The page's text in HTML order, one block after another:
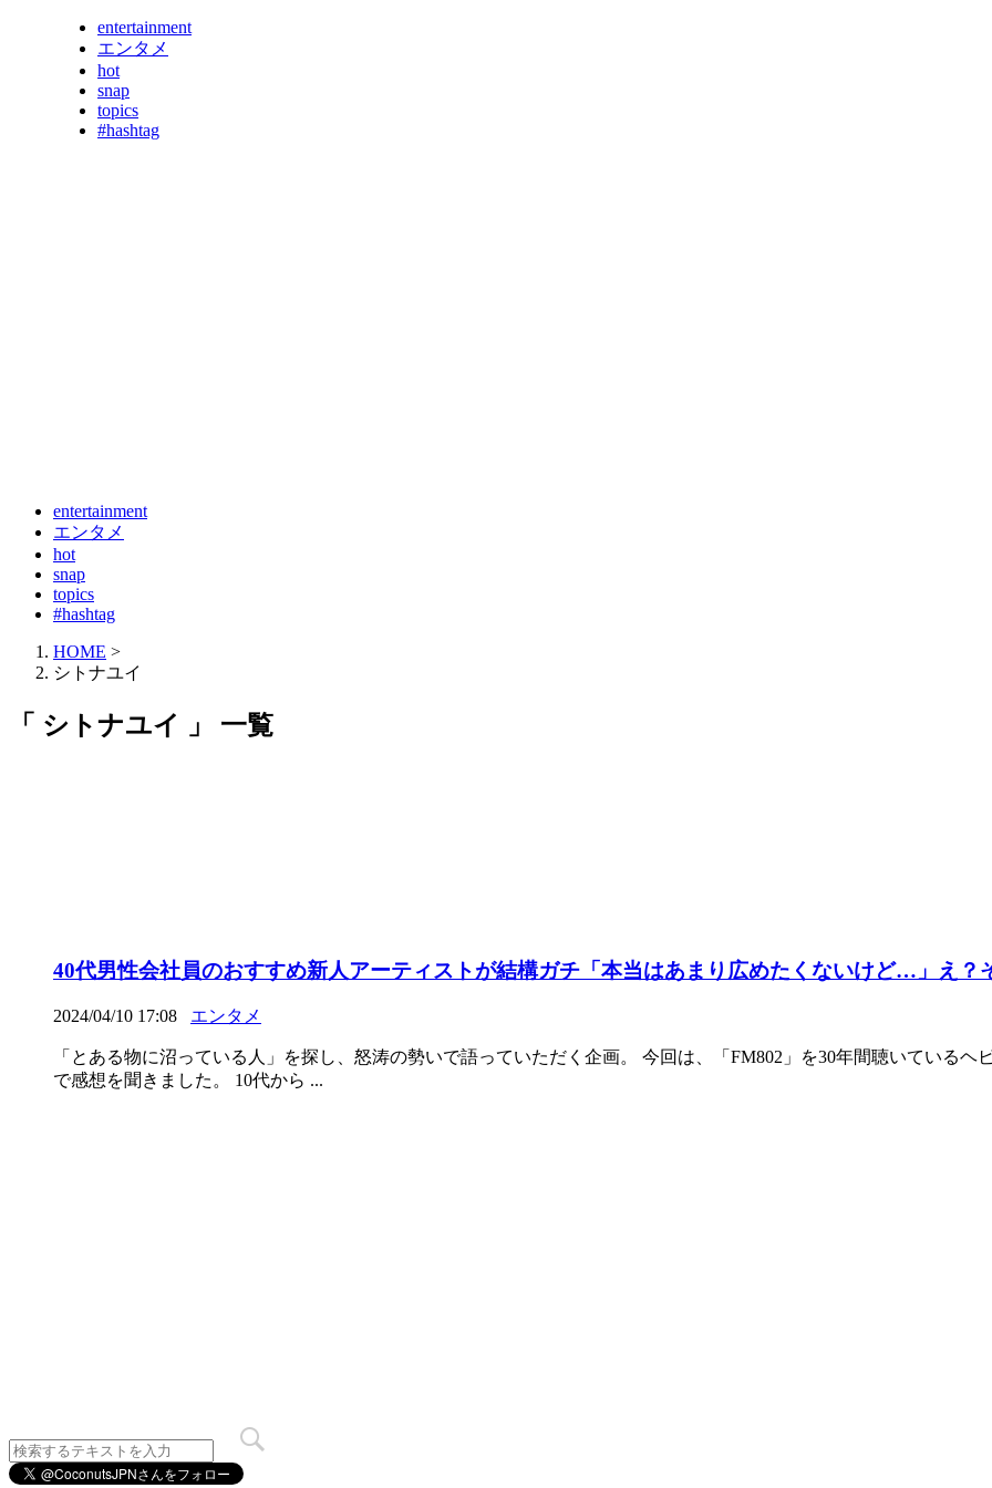
entertainment
エンタメ
hot
snap
topics
#hashtag
entertainment
エンタメ
hot
snap
topics
#hashtag
HOME >
シトナユイ
「 シトナユイ 」 一覧
40代男性会社員のおすすめ新人アーティストが結構ガチ「本当はあまり広めたくないけど…」え？
2024/04/10 17:08 エンタメ
「とある物に沼っている人」を探し、怒涛の勢いで語っていただく企画。 今回は、「FM802」を30年間聴いている
で感想を聞きました。 10代から ...